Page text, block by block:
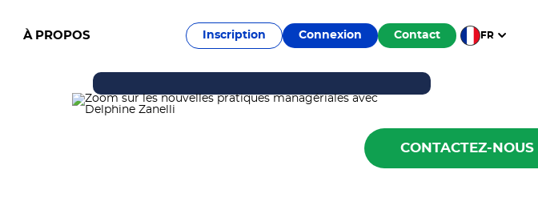
À PROPOS Inscription Connexion Contact FR
CONTACTEZ-NOUS